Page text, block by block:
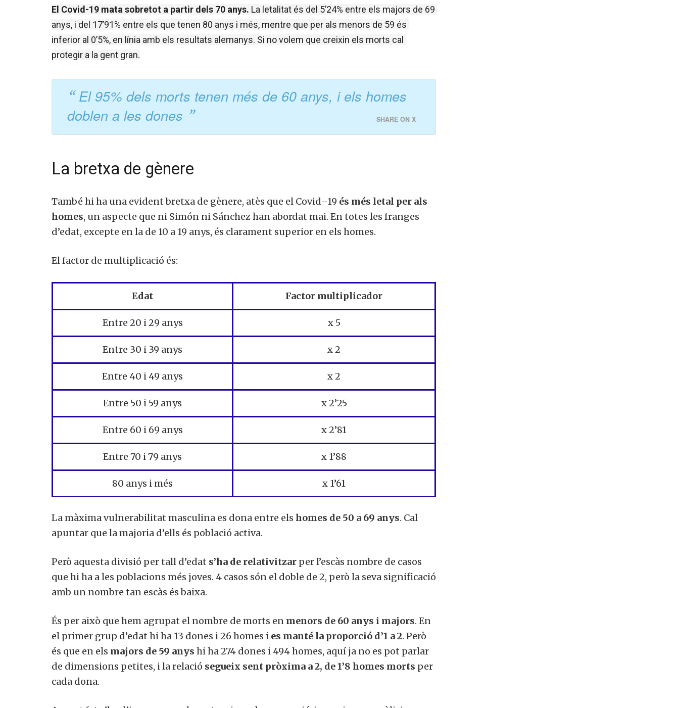
El Covid-19 mata sobretot a partir dels 70 anys. La letalitat és del 5’24% entre els majors de 69
anys, i del 17’91% entre els que tenen 80 anys i més, mentre que per als menors de 59 és
inferior al 0’5%, en línia amb els resultats alemanys. Si no volem que creixin els morts cal
protegir a la gent gran.
El 95% dels morts tenen més de 60 anys, i els homes
doblen a les dones
SHARE ON X
La bretxa de gènere
També hi ha una evident bretxa de gènere, atès que el Covid–19 és més letal per als
homes, un aspecte que ni Simón ni Sánchezhan abordat mai. En totes les franges
d’edat, excepte en la de 10 a 19 anys, és clarament superior en els homes.
El factor de multiplicació és:
Edat Factor multiplicador
Entre 20 i 29 anys x 5
Entre 30 i 39 anys x 2
Entre 40 i 49 anys x 2
Entre 50 i 59 anys x 2’25
Entre 60 i 69 anys x 2’81
Entre 70 i 79 anys x 1’88
80 anys i més x 1’61
La màximavulnerabilitat masculina es dona entre els homes de 50 a 69 anys. Cal
apuntar que la majoria d’ells és població activa.
Però aquesta divisió per tall d’edat s’ha de relativitzar per l’escàs nombre de casos
que hi ha a les poblacions més joves. 4 casos són el doble de 2, però la seva significació
amb un nombre tan escàs és baixa.
És per això que hem agrupat el nombre de morts en menors de 60 anys i majors. En
el primer grup d’edat hi ha 13 dones i26 homes i es manté la proporció d’1 a2. Però
és que en els majors de 59 anys hi ha274 dones i 494homes, aquí ja no es pot parlar
de dimensions petites, ila relació segueix sent pròxima a2, de1’8 homes morts per
cada dona.